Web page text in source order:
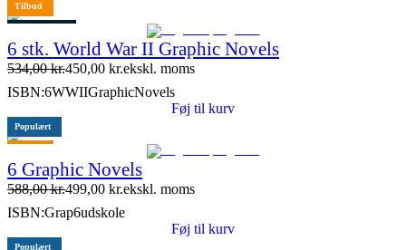
Tilbud
6 stk. World War II Graphic Novels
534,00kr.450,00 kr.ekskl. moms
ISBN:6WWIIGraphicNovels
Føj til kurv
Populært
6 Graphic Novels
588,00kr.499,00 kr.ekskl. moms
ISBN:Grap6udskole
Føj til kurv
Populært